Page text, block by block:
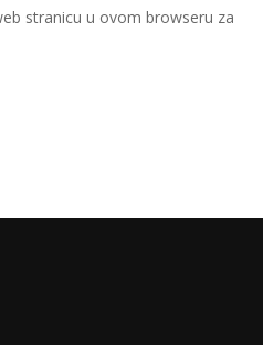
stranicu u ovom browseru za